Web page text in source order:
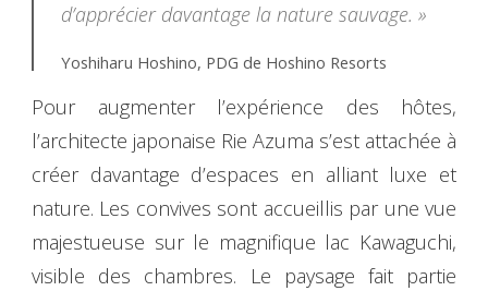
d’apprécier davantage la nature sauvage. »
Yoshiharu Hoshino, PDG de Hoshino Resorts
Pour augmenter l’expérience des hôtes,
l’architecte japonaise Rie Azuma s’est attachée à
créer davantage d’espaces en alliant luxe et
nature. Les convives sont accueillis par une vue
majestueuse sur le magnifique lac Kawaguchi,
visible des chambres. Le paysage fait partie